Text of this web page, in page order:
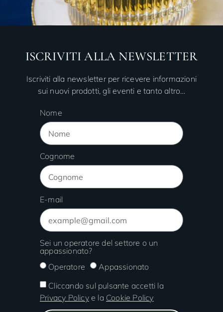
ISCRIVITI ALLA NEWSLETTER
Iscriviti alla newsletter per ricevere informazioni
sui nuovi prodotti, gli eventi e tanto altro…
Nome
Cognome
E-mail
Sei un operatore del settore o un
appassionato?
Operatore
Appassionato
Cliccando sul pulsante accetti la
Privacy Policye la Cookie Policy